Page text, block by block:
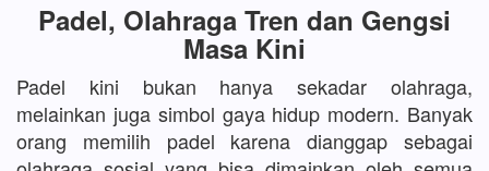
Padel, Olahraga Tren dan Gengsi
Masa Kini
Padel kini bukan hanya sekadar olahraga,
melainkan juga simbol gaya hidup modern. Banyak
orang memilih padel karena dianggap sebagai